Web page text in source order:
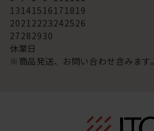
13141516171819
20212223242526
27282930
休業日
※商品発送、お問い合わせ含みます。